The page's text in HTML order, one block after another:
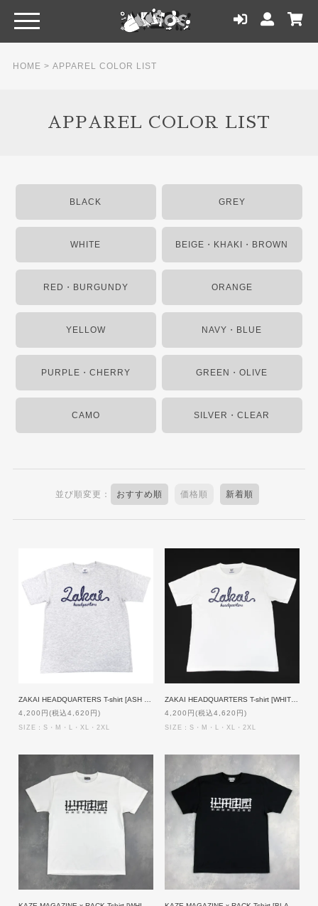
HOME > APPAREL COLOR LIST
APPAREL COLOR LIST
BLACK GREY
WHITE BEIGE・KHAKI・BROWN
RED・BURGUNDY ORANGE
YELLOW NAVY・BLUE
PURPLE・CHERRY GREEN・OLIVE
CAMO SILVER・CLEAR
並び順変更： おすすめ順 価格順 新着順
4,200円(税込4,620円)
SIZE：S・M・L・XL・2XL
4,200円(税込4,620円)
SIZE：S・M・L・XL・2XL